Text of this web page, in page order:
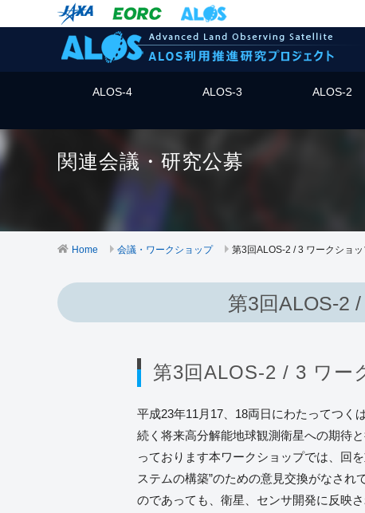
ALOS-4 ALOS-3 ALOS-2
関連会議・研究公募
Home 会議・ワークショップ 第3回ALOS-2 / 3 ワークショ
第3回ALOS-2
第3回ALOS-2 / 3 ワー
平成23年11月17、18両日にわたってつく
続く将来高分解能地球観測衛星への期待
っております本ワークショップでは、回
ステムの構築”のための意見交換がなさ
のであっても、衛星、センサ開発に反映